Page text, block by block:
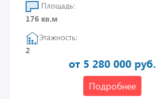
Площадь:
176 кв.м
Этажность:
2
от 5 280 000 руб.
Подробнее